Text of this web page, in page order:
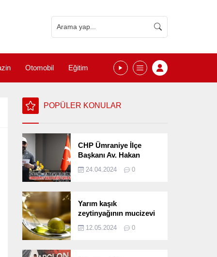
Otomobil Eğitim
POPÜLER KONULAR
CHP Ümraniye İlçe
Başkanı Av. Hakan
Seçimlerini
24.04.2024 0
Yarım kaşık
zeytinyağının mucizevi
12.05.2024 0